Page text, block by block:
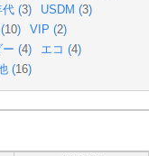
代 (3) USDM (3)
10) VIP (2)
ー (4) エコ (4)
(16)